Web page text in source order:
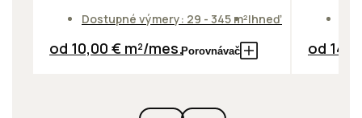
Dostupné výmery: 29 - 345 m²Ihneď
od 10,00 € m²/mes.Porovnávač od